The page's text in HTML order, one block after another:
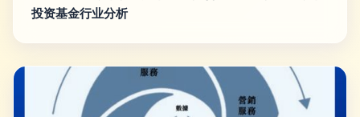
投资基金行业分析